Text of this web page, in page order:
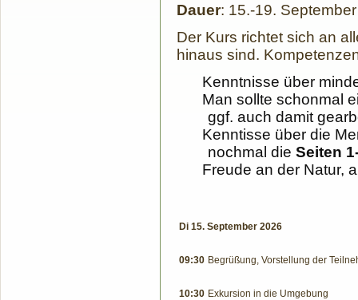
Dauer: 15.-19.
Der Kurs richtet sich an
hinaus sind.
Kenntnisse über
Man sollte schonmal
ggf. auch damit
Kenntisse über die
nochmal die Seiten
Freude an der Natur,
Di 15. September 2026
09:30 Begrüßung, Vorstellung der
10:30 Exkursion in die Umgebung